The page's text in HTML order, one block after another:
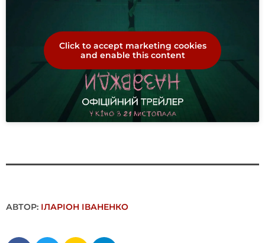
Click to accept marketing cookies
and enable this content
АВТОР: ІЛАРІОН ІВАНЕНКО